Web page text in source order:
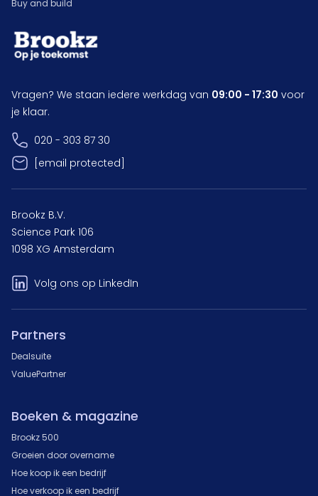
Buy and build
Vragen? We staan iedere werkdag van 09:00 - 17:30 voor
je klaar.
020 - 303 87 30
[email protected]
Brookz B.V.
Science Park 106
1098 XG Amsterdam
Volg ons op LinkedIn
Partners
Dealsuite
ValuePartner
Boeken & magazine
Brookz 500
Groeien door overname
Hoe koop ik een bedrijf
Hoe verkoop ik een bedrijf